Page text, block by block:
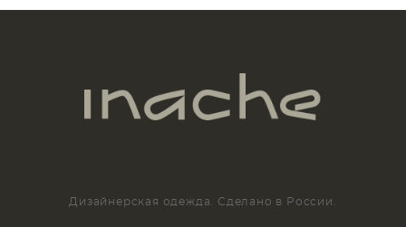
Дизайнерская одежда. Сделано в России.